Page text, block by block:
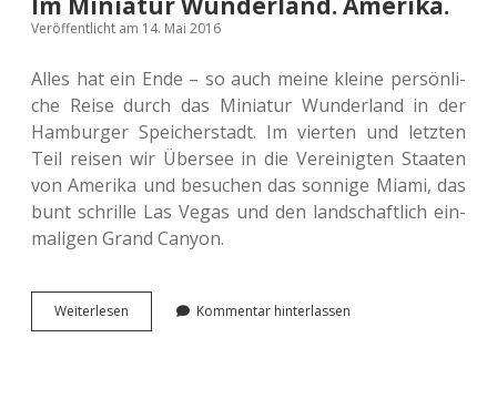
Veröffentlicht am 14. Mai 2016
Alles hat ein Ende – so auch meine kleine per­sön­li­
che Reise durch das Minia­tur Wun­der­land in der
Ham­bur­ger Spei­cher­stadt. Im vier­ten und letz­ten
Teil reisen wir Über­see in die Ver­ei­nig­ten Staa­ten
von Ame­ri­ka und besu­chen das son­ni­ge Miami, das
bunt schril­le Las Vegas und den land­schaft­lich ein­
ma­li­gen Grand Canyon.
Wei­ter­le­sen
Minia­
Kommentar hinterlassen